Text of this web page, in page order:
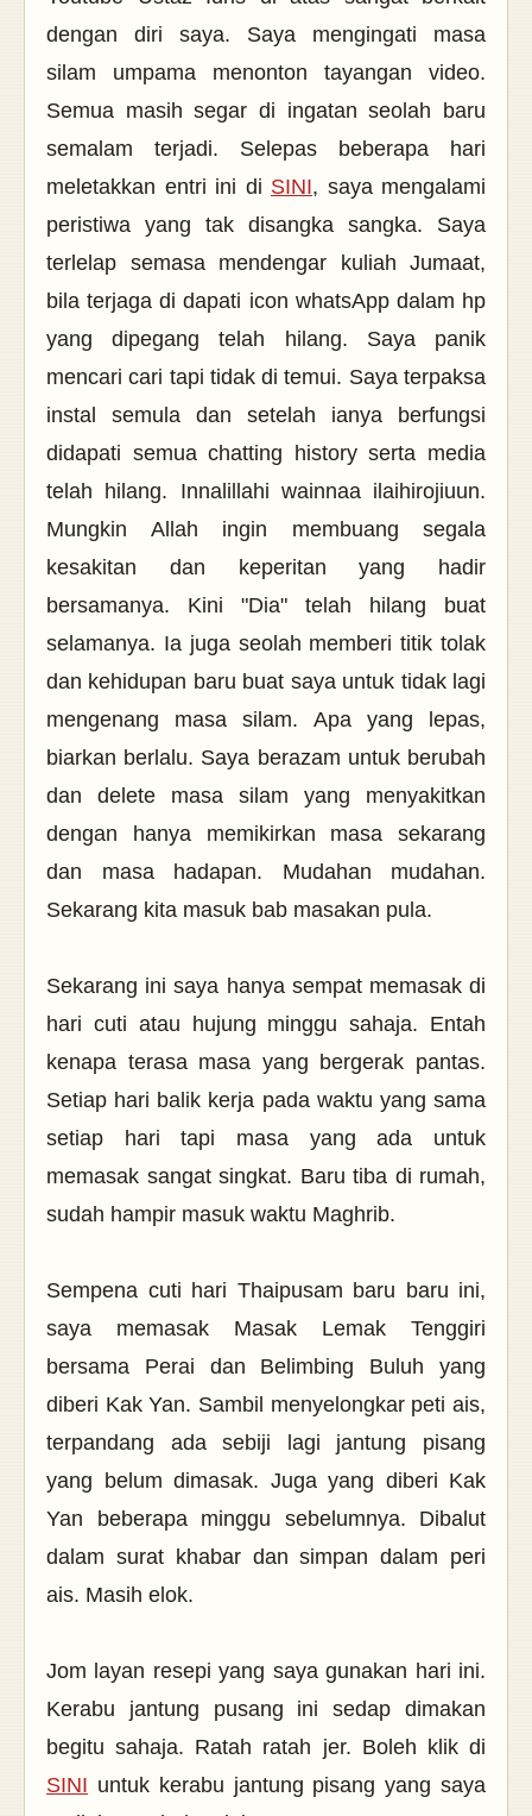
dengan diri saya. Saya mengingati masa
silam umpama menonton tayangan video.
Semua masih segar di ingatan seolah baru
semalam terjadi. Selepas beberapa hari
meletakkan entri ini di SINI, saya mengalami
peristiwa yang tak disangka sangka. Saya
terlelap semasa mendengar kuliah Jumaat,
bila terjaga di dapati icon whatsApp dalam hp
yang dipegang telah hilang. Saya panik
mencari cari tapi tidak di temui. Saya terpaksa
instal semula dan setelah ianya berfungsi
didapati semua chatting history serta media
telah hilang. Innalillahi wainnaa ilaihirojiuun.
Mungkin Allah ingin membuang segala
kesakitan dan keperitan yang hadir
bersamanya. Kini "Dia" telah hilang buat
selamanya. Ia juga seolah memberi titik tolak
dan kehidupan baru buat saya untuk tidak lagi
mengenang masa silam. Apa yang lepas,
biarkan berlalu. Saya berazam untuk berubah
dan delete masa silam yang menyakitkan
dengan hanya memikirkan masa sekarang
dan masa hadapan. Mudahan mudahan.
Sekarang kita masuk bab masakan pula.
Sekarang ini saya hanya sempat memasak di
hari cuti atau hujung minggu sahaja. Entah
kenapa terasa masa yang bergerak pantas.
Setiap hari balik kerja pada waktu yang sama
setiap hari tapi masa yang ada untuk
memasak sangat singkat. Baru tiba di rumah,
sudah hampir masuk waktu Maghrib.
Sempena cuti hari Thaipusam baru baru ini,
saya memasak Masak Lemak Tenggiri
bersama Perai dan Belimbing Buluh yang
diberi Kak Yan. Sambil menyelongkar peti ais,
terpandang ada sebiji lagi jantung pisang
yang belum dimasak. Juga yang diberi Kak
Yan beberapa minggu sebelumnya. Dibalut
dalam surat khabar dan simpan dalam peri
ais. Masih elok.
Jom layan resepi yang saya gunakan hari ini.
Kerabu jantung pusang ini sedap dimakan
begitu sahaja. Ratah ratah jer. Boleh klik di
SINI untuk kerabu jantung pisang yang saya